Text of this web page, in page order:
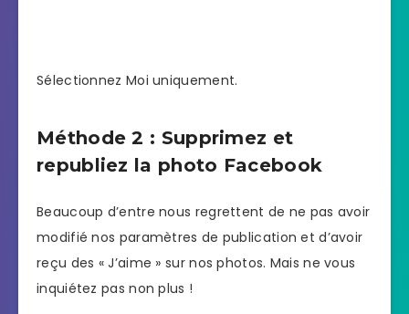
Sélectionnez Moi uniquement.
Méthode 2 : Supprimez et
republiez la photo Facebook
Beaucoup d’entre nous regrettent de ne pas avoir
modifié nos paramètres de publication et d’avoir
reçu des « J’aime » sur nos photos. Mais ne vous
inquiétez pas non plus !